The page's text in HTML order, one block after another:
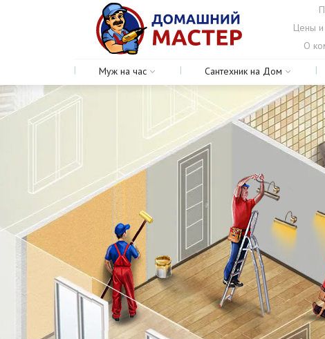
Цены и
О
Муж на час Сантехник на Дом